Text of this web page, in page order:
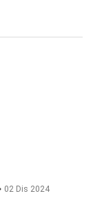
02 Dis 2024